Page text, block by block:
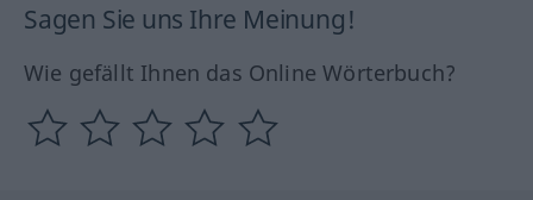
Sagen Sie uns Ihre Meinung!
Wie gefällt Ihnen das Online Wörterbuch?